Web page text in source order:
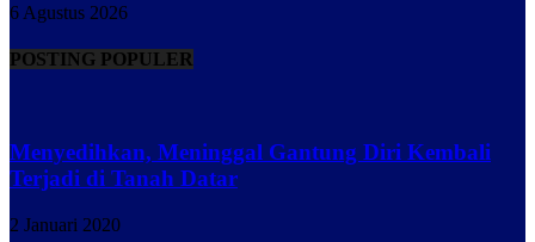
6 Agustus 2026
POSTING POPULER
Menyedihkan, Meninggal Gantung Diri Kembali
Terjadi di Tanah Datar
2 Januari 2020